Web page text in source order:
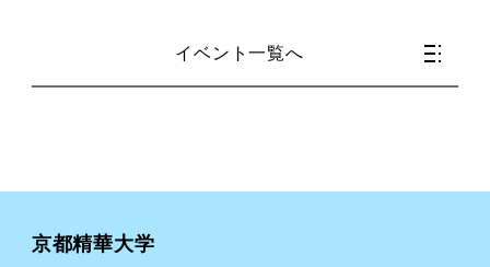
イベント一覧へ
京都精華大学